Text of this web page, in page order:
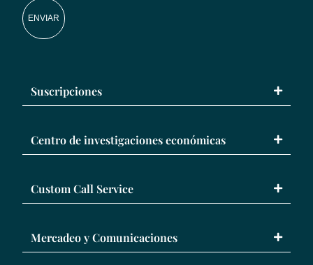
ENVIAR
Suscripciones
Centro de investigaciones económicas
Custom Call Service
Mercadeo y Comunicaciones